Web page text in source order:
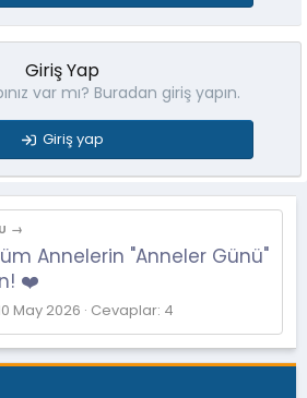
Giriş Yap
var mı? Buradan giriş yapın.
Giriş yap
→
Annelerin "Anneler Günü"
❤️
May 2026 Cevaplar: 4